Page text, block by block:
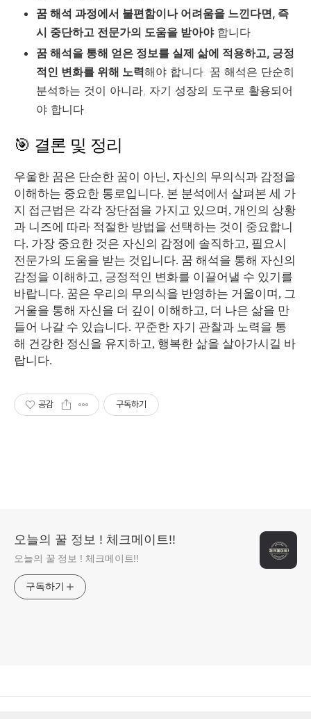
꿈 해석 과정에서 불편함이나 어려움을 느낀다면, 즉
시 중단하고 전문가의 도움을 받아야합니다.
꿈 해석을 통해 얻은 정보를 실제 삶에 적용하고, 긍정
적인 변화를 위해 노력해야 합니다. 꿈 해석은 단순히
분석하는 것이 아니라, 자기 성장의 도구로 활용되어
야 합니다.
🎯 결론 및 정리
우울한 꿈은 단순한 꿈이 아닌, 자신의 무의식과 감정을
이해하는 중요한 통로입니다. 본 분석에서 살펴본 세 가
지 접근법은 각각 장단점을 가지고 있으며, 개인의 상황
과 니즈에 따라 적절한 방법을 선택하는 것이 중요합니
다. 가장 중요한 것은 자신의 감정에 솔직하고, 필요시
전문가의 도움을 받는 것입니다. 꿈 해석을 통해 자신의
감정을 이해하고, 긍정적인 변화를 이끌어낼 수 있기를
바랍니다. 꿈은 우리의 무의식을 반영하는 거울이며, 그
거울을 통해 자신을 더 깊이 이해하고, 더 나은 삶을 만
들어 나갈 수 있습니다. 꾸준한 자기 관찰과 노력을 통
해 건강한 정신을 유지하고, 행복한 삶을 살아가시길 바
랍니다.
공감 구독하기
오늘의 꿀 정보 ! 체크메이트!!
오늘의 꿀 정보 ! 체크메이트!!
구독하기